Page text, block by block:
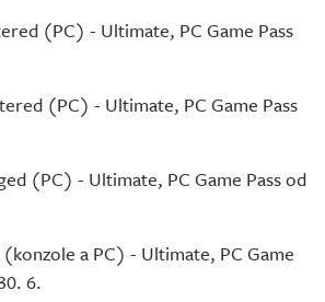
(PC) - Ultimate, PC Game Pass
(PC) - Ultimate, PC Game Pass
(PC) - Ultimate, PC Game Pass od
a PC) - Ultimate, PC Game
6.